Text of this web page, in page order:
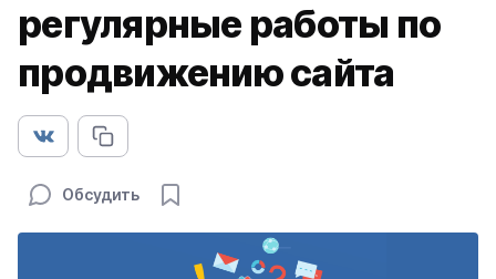
регулярные работы по
продвижению сайта
Обсудить